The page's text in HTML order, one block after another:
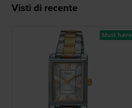
Visti di recente
Must have